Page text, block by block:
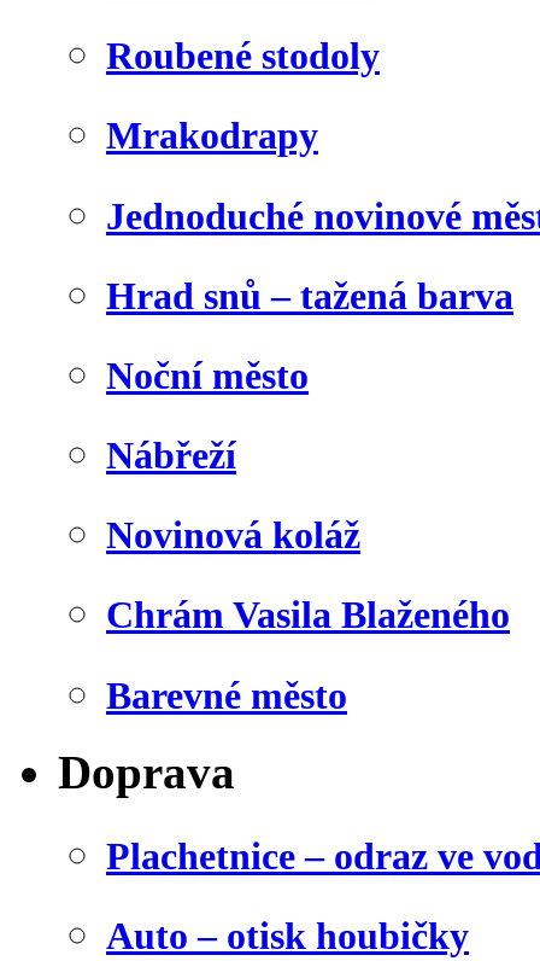
Roubené stodoly
Mrakodrapy
Jednoduché novinové
Hrad snů – tažená barva
Noční město
Nábřeží
Novinová koláž
Chrám Vasila Blaženého
Barevné město
Doprava
Plachetnice – odraz ve
Auto – otisk houbičky